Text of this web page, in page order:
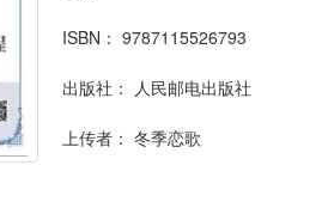
ISBN： 9787115526793
出版社： 人民邮电出版社
上传者： 冬季恋歌